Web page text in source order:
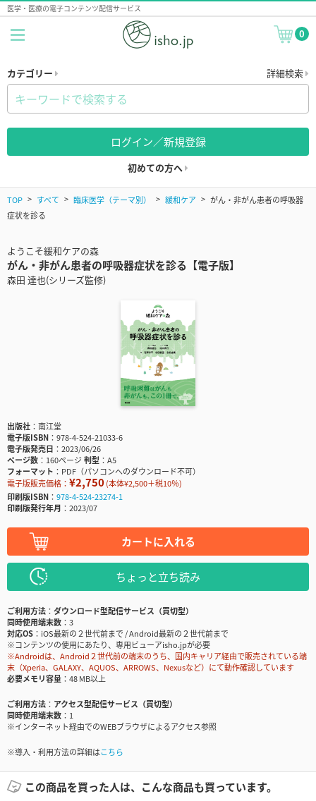
医学・医療の電子コンテンツ配信サービス
0
カテゴリー 詳細検索
ログイン／新規登録
初めての方へ
TOP すべて 臨床医学（テーマ別） 緩和ケア
がん・非がん患者の呼吸器
症状を診る
ようこそ緩和ケアの森
がん・非がん患者の呼吸器症状を診る【電子版】
森田 達也(シリーズ監修)
出版社
南江堂
電子版ISBN
978-4-524-21033-6
電子版発売日
2023/06/26
ページ数
160ページ判型
A5
フォーマット
PDF（パソコンへのダウンロード不可）
電子版販売価格： ¥2,750(本体¥2,500＋税10％)
印刷版ISBN
978-4-524-23274-1
印刷版発行年月
2023/07
カートに入れる
ちょっと立ち読み
ご利用方法
ダウンロード型配信サービス（買切型）
同時使用端末数
3
対応OS
iOS最新の２世代前まで / Android最新の２世代前まで
※コンテンツの使用にあたり、専用ビューアisho.jpが必要
※Androidは、Android２世代前の端末のうち、国内キャリア経由で販売されている端
末（Xperia、GALAXY、AQUOS、ARROWS、Nexusなど）にて動作確認しています
必要メモリ容量
48 MB以上
ご利用方法
アクセス型配信サービス（買切型）
同時使用端末数
1
※インターネット経由でのWEBブラウザによるアクセス参照
※導入・利用方法の詳細はこちら
この商品を買った人は、こんな商品も買っています。